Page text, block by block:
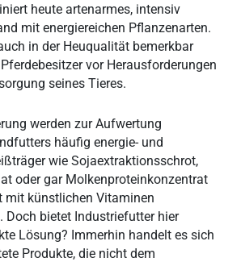
heute artenarmes, intensiv
mit energiereichen Pflanzenarten.
in der Heuqualität bemerkbar
vor Herausforderungen
seines Tieres.
werden zur Aufwertung
häufig energie- und
wie Sojaextraktionsschrot,
oder gar Molkenproteinkonzentrat
mit künstlichen Vitaminen
Doch bietet Industriefutter hier
Lösung? Immerhin handelt es sich
Produkte, die nicht dem